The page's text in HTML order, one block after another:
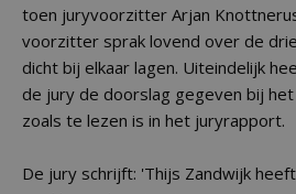
toen juryvoorzitter Arjan
voorzitter sprak lovend over de
dicht bij elkaar lagen. Uiteindelijk
de jury de doorslag gegeven bij
zoals te lezen is in het juryrapport.
De jury schrijft: 'Thijs Zandwijk